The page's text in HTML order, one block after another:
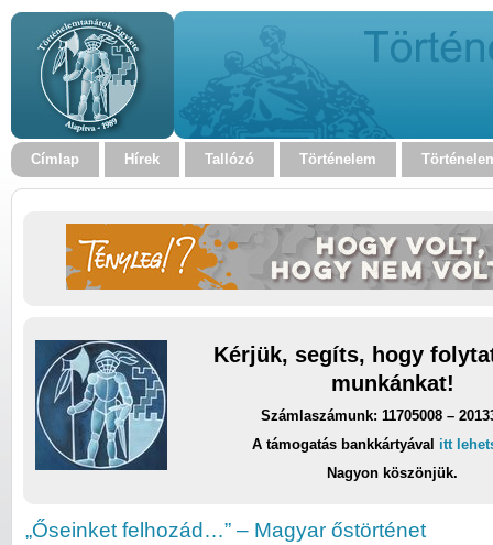
Címlap Hírek Tallózó Történelem
Kérjük, segíts, hogy
munkánkat!
Számlaszámunk: 11705008 –
A támogatás bankkártyával itt
Nagyon köszönjük.
„Őseinket felhozád…” – Magyar őstörténet